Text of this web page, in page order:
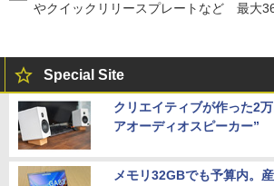
やクイックリリースプレートなど 最大
Special Site
クリエイティブが作った2
アオーディオスピーカー”
メモリ32GBでも予算内。